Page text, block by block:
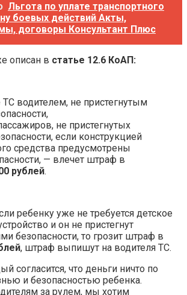
Льгота по уплате транспортного
боевых действий Акты,
договоры Консультант Плюс
описан в статье 12.6 КоАП:
водителем, не пристегнутым
не пристегнутых
если конструкцией
средства предусмотрены
— влечет штраф в
рублей.
ребенку уже не требуется детское
и он не пристегнут
безопасности, то грозит штраф в
, штраф выпишут на водителя ТС.
согласится, что деньги ничто по
и безопасностью ребенка.
за рулем, мы хотим